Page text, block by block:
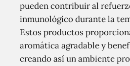
pueden contribuir al
inmunológico durante la
Estos productos
aromática agradable y
creando así un ambiente